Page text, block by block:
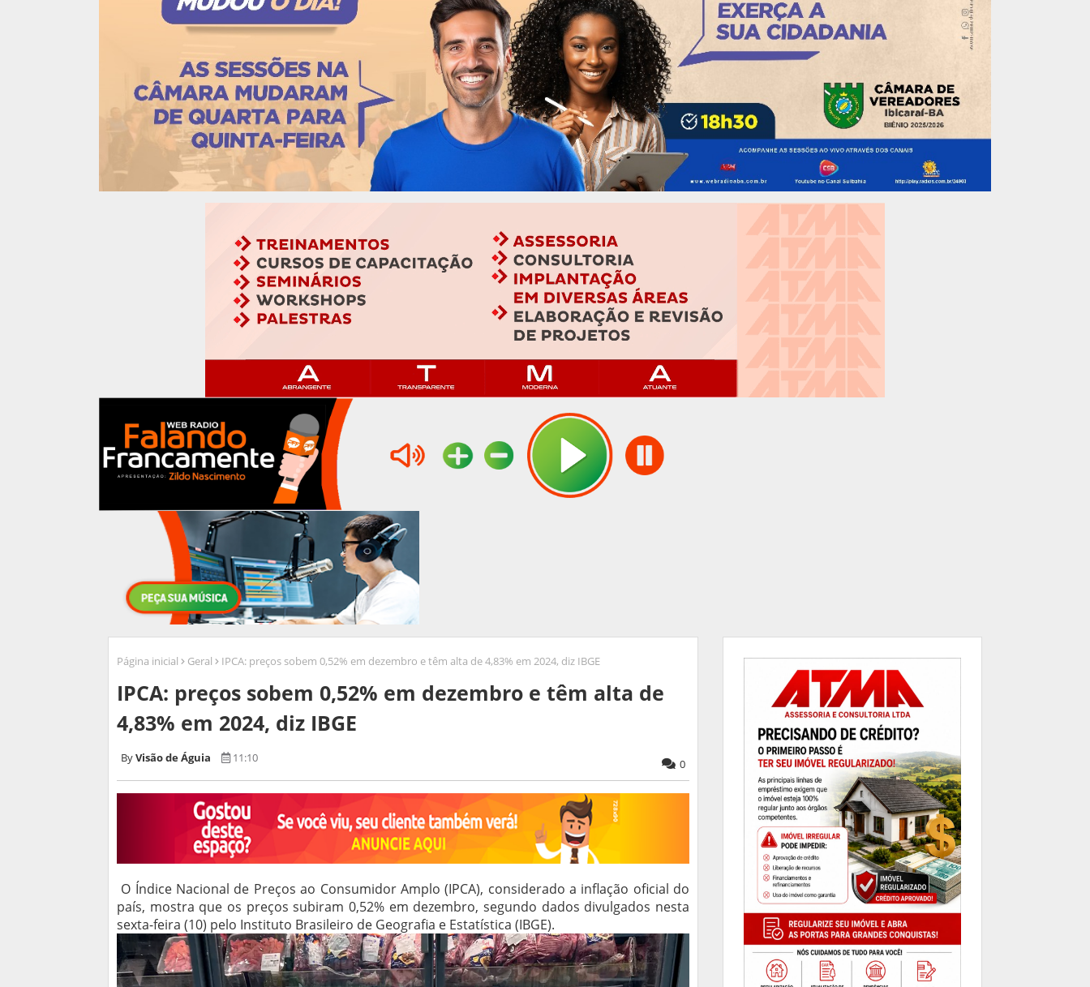
Página inicial Geral IPCA: preços sobem 0,52% em dezembro e têm alta de 4,83% em 2024, diz IBGE
IPCA: preços sobem 0,52% em dezembro e têm alta de
4,83% em 2024, diz IBGE
Visão de Águia 11:10 0
O Índice Nacional de Preços ao Consumidor Amplo (IPCA), considerado a inflação oficial do
país, mostra que os preços subiram 0,52% em dezembro, segundo dados divulgados nesta
sexta-feira (10) pelo Instituto Brasileiro de Geografia e Estatística (IBGE).